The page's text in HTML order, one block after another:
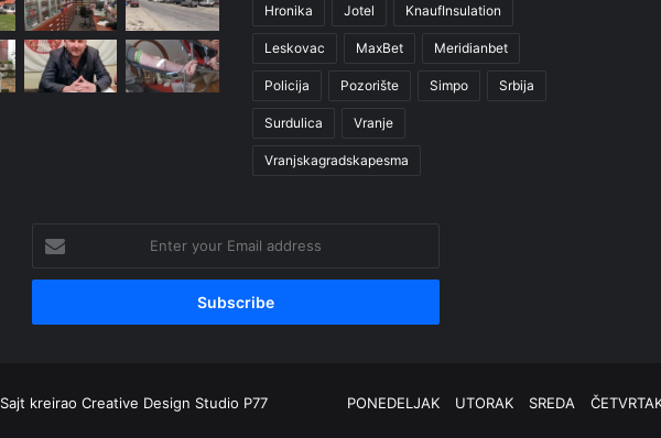
Hronika Jotel KnaufInsulation
Leskovac MaxBet Meridianbet
Policija Pozorište Simpo Srbija
Surdulica Vranje
Vranjskagradskapesma
your
Email
Sajt kreirao Creative Design Studio P77 PONEDELJAK UTORAK SREDA